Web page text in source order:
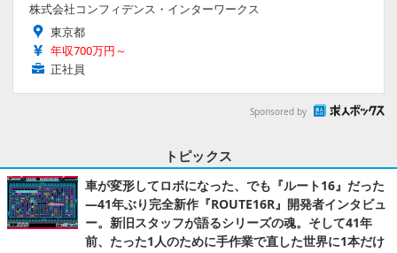
株式会社コンフィデンス・インターワークス
東京都
年収700万円～
正社員
Sponsored by
トピックス
車が変形してロボになった、でも『ルート16』だった
―41年ぶり完全新作『ROUTE16R』開発者インタビュ
ー。新旧スタッフが語るシリーズの魂。そして41年
前、たった1人のために手作業で直した世界に1本だけ